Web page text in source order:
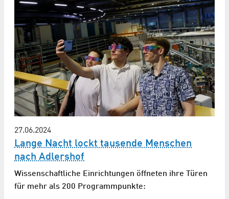
27.06.2024
Lange Nacht lockt tausende Menschen
nach Adlershof
Wissenschaftliche Einrichtungen öffneten ihre Türen
für mehr als 200 Programmpunkte: